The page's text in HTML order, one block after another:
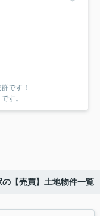
です！
す。
【売買】土地物件一覧